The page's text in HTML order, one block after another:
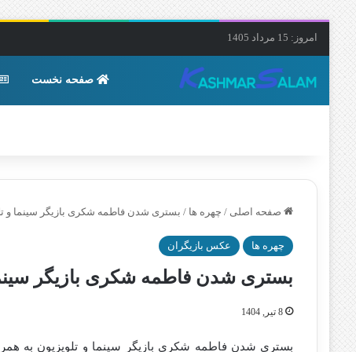
امروز: 15 مرداد 1405
صفحه نخست
صفحه اصلی / چهره ها / بستری شدن فاطمه شکری بازیگر سینما و
چهره ها عکس بازیگران
بستری شدن فاطمه شکری بازیگر
8 تیر, 1404
بستری شدن فاطمه شکری بازیگر سینما و تلویزیون به